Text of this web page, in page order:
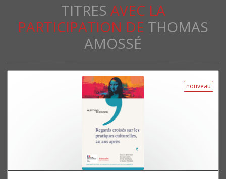
TITRES AVEC LA
PARTICIPATION DE THOMAS
AMOSSÉ
nouveau